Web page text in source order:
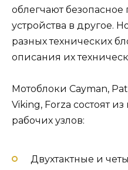
облегчают
устройства в другое.
разных технических
описания их
Мотоблоки Cayman,
Viking, Forza состоят
рабочих узлов:
Двухтактные и